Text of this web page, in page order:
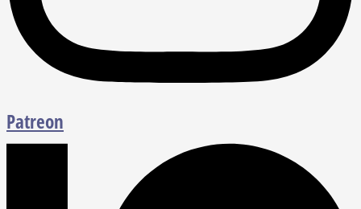
Patreon